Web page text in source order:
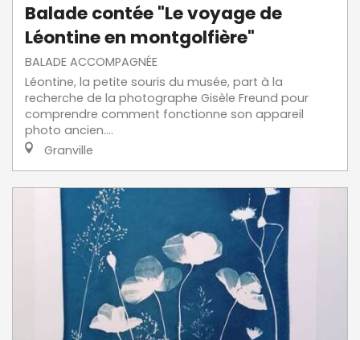
Balade contée "Le voyage de
Léontine en montgolfière"
BALADE ACCOMPAGNÉE
Léontine, la petite souris du musée, part à la
recherche de la photographe Gisèle Freund pour
comprendre comment fonctionne son appareil
photo ancien....
Granville